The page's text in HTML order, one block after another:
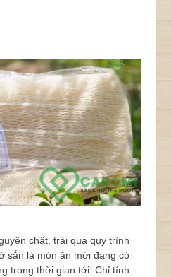
chất, trải qua quy trình
sắn là món ăn mới đang có
trong thời gian tới. Chỉ tính